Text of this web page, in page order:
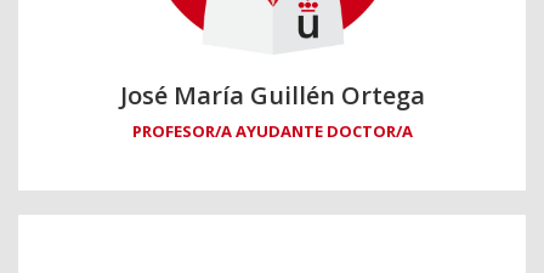
José María Guillén Ortega
PROFESOR/A AYUDANTE DOCTOR/A